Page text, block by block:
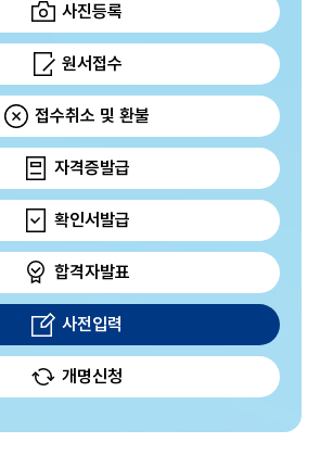
사진등록
원서접수
접수취소 및 환불
자격증발급
확인서발급
합격자발표
사전입력
개명신청